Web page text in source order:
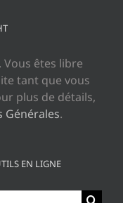
Vous êtes libre
tant que vous
plus de détails,
Générales.
EN LIGNE